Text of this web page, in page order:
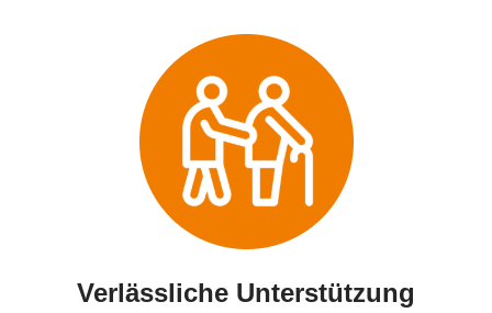
Verlässliche Unterstützung